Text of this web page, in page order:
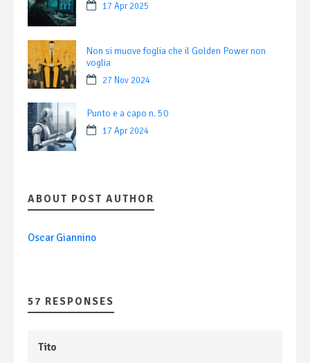
17 Apr 2025
Non si muove foglia che il Golden Power non
voglia
27 Nov 2024
Punto e a capo n. 50
17 Apr 2024
ABOUT POST AUTHOR
Oscar Giannino
57 RESPONSES
Tito